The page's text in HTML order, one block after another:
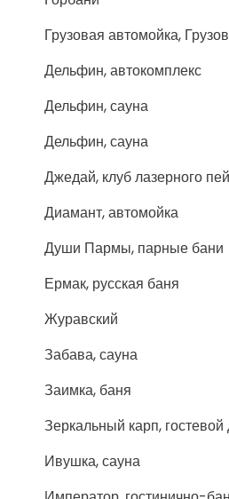
Грузовая автомойка,
Дельфин, автокомплекс
Дельфин, сауна
Дельфин, сауна
Джедай, клуб лазерного
Диамант, автомойка
Души Пармы, парные бани
Ермак, русская баня
Журавский
Забава, сауна
Заимка, баня
Зеркальный карп,
Ивушка, сауна